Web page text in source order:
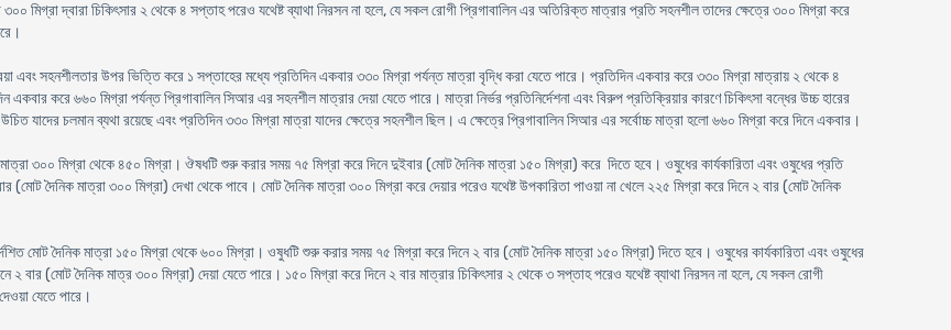
মিগ্রা দ্বারা চিকিৎসার ২ থেকে ৪ সপ্তাহ পরেও যথেষ্ট ব্যাথা নিরসন না হলে, যে সকল রোগী প্রিগাবালিন এর অতিরিক্ত মাত্রার প্রতি সহনশীল তাদের ক্ষেত্রে ৩০০ মিগ্রা করে
এবং সহনশীলতার উপর ভিত্তি করে ১ সপ্তাহের মধ্যে প্রতিদিন একবার ৩৩০ মিগ্রা পর্যন্ত মাত্রা বৃদ্ধি করা যেতে পারে। প্রতিদিন একবার করে ৩৩০ মিগ্রা মাত্রায় ২ থেকে ৪
করে ৬৬০ মিগ্রা পর্যন্ত প্রিগাবালিন সিআর এর সহনশীল মাত্রার দেয়া যেতে পারে। মাত্রা নির্ভর প্রতিনির্দেশনা এবং বিরুপ প্রতিক্রিয়ার কারণে চিকিৎসা বন্ধের উচ্চ হারের
যাদের চলমান ব্যথা রয়েছে এবং প্রতিদিন ৩৩০ মিগ্রা মাত্রা যাদের ক্ষেত্রে সহনশীল ছিল। এ ক্ষেত্রে প্রিগাবালিন সিআর এর সর্বোচ্চ মাত্রা হলো ৬৬০ মিগ্রা করে দিনে একবার।
মাত্রা ৩০০ মিগ্রা থেকে ৪৫০ মিগ্রা। ঔষধটি শুরু করার সময় ৭৫ মিগ্রা করে দিনে দুইবার (মোট দৈনিক মাত্রা ১৫০ মিগ্রা) করে দিতে হবে। ওষুধের কার্যকারিতা এবং ওষুধের প্রতি
দৈনিক মাত্রা ৩০০ মিগ্রা) দেখা থেকে পাবে। মোট দৈনিক মাত্রা ৩০০ মিগ্রা করে দেয়ার পরেও যথেষ্ট উপকারিতা পাওয়া না খেলে ২২৫ মিগ্রা করে দিনে ২ বার (মোট দৈনিক
মোট দৈনিক মাত্রা ১৫০ মিগ্রা থেকে ৬০০ মিগ্রা। ওষুধটি শুরু করার সময় ৭৫ মিগ্রা করে দিনে ২ বার (মোট দৈনিক মাত্রা ১৫০ মিগ্রা) দিতে হবে। ওষুধের কার্যকারিতা এবং ওষুধের
(মোট দৈনিক মাত্র ৩০০ মিগ্রা) দেয়া যেতে পারে। ১৫০ মিগ্রা করে দিনে ২ বার মাত্রার চিকিৎসার ২ থেকে ৩ সপ্তাহ পরেও যথেষ্ট ব্যাথা নিরসন না হলে, যে সকল রোগী
যেতে পারে।